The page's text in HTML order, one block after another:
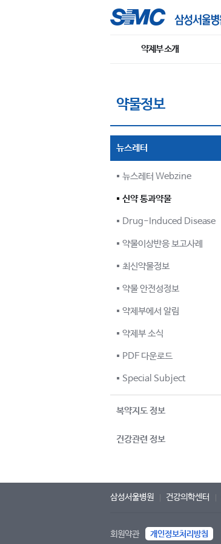
약제부 소개
약물정보
뉴스레터
뉴스레터 Webzine
신약 통과약물
Drug-Induced Disease
약물이상반응 보고사례
최신약물정보
약물 안전성정보
약제부에서 알림
약제부 소식
PDF 다운로드
Special Subject
복약지도 정보
건강관련 정보
삼성서울병원 건강의학센터
회원약관 개인정보처리방침